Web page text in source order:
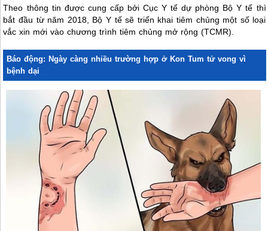
Theo thông tin được cung cấp bởi Cục Y tế dự phòng Bộ Y tế thì
bắt đầu từ năm 2018, Bộ Y tế sẽ triển khai tiêm chủng một số loại
vắc xin mới vào chương trình tiêm chủng mở rộng (TCMR).
Báo động: Ngày càng nhiều trường hợp ở Kon Tum tử vong vì
bệnh dại